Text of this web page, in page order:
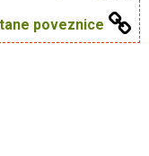
poveznice